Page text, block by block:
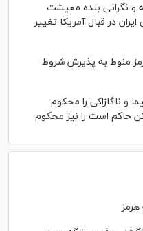
و نگرانی بنده معیشت
در قبال آمریکا تغییر
منوط به پذیرش شروط
و ناگازاکی را محکوم
حاکم است را نیز محکوم